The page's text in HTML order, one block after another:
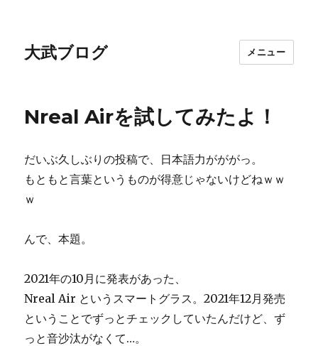
大武ブログ メニュー
Nreal Airを試してみたよ！
だいぶ久しぶりの投稿で、日本語力がががっ。
もともと言葉というものが得意じゃないけどねｗｗ
ｗ
んで、本題。
2021年の10月に発表があった、
Nreal Air というスマートグラス。2021年12月発売
ということでずっとチェックしていたんだけど、ず
っと音沙汰がなくて…。